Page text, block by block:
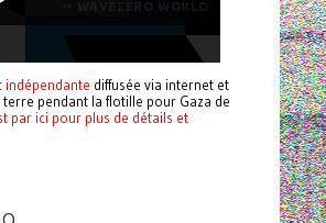
indépendante diffusée via internet et
terre pendant la flotille pour Gaza de
par ici pour plus de détails et